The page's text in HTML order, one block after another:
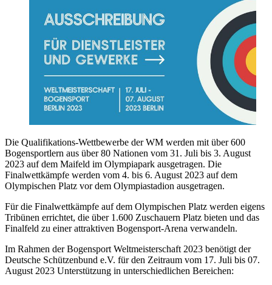
Die Qualifikations-Wettbewerbe der WM werden mit über 600
Bogensportlern aus über 80 Nationen vom 31. Juli bis 3. August
2023 auf dem Maifeld im Olympiapark ausgetragen. Die
Finalwettkämpfe werden vom 4. bis 6. August 2023 auf dem
Olympischen Platz vor dem Olympiastadion ausgetragen.
Für die Finalwettkämpfe auf dem Olympischen Platz werden eigens
Tribünen errichtet, die über 1.600 Zuschauern Platz bieten und das
Finalfeld zu einer attraktiven Bogensport-Arena verwandeln.
Im Rahmen der Bogensport Weltmeisterschaft 2023 benötigt der
Deutsche Schützenbund e.V. für den Zeitraum vom 17. Juli bis 07.
August 2023 Unterstützung in unterschiedlichen Bereichen: